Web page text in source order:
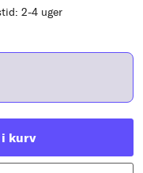
2-4 uger
kurv